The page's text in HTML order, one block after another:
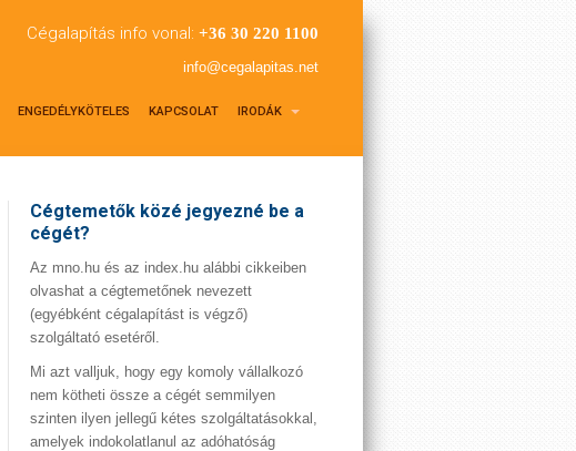
Cégalapítás info vonal: +36 30 220 1100
info@cegalapitas.net
ENGEDÉLYKÖTELES KAPCSOLAT IRODÁK
Cégtemetők közé jegyezné be a
cégét?
Az mno.hu és az index.hu alábbi cikkeiben
olvashat a cégtemetőnek nevezett
(egyébként cégalapítást is végző)
szolgáltató esetéről.
Mi azt valljuk, hogy egy komoly vállalkozó
nem kötheti össze a cégét semmilyen
szinten ilyen jellegű kétes szolgáltatásokkal,
amelyek indokolatlanul az adóhatóság